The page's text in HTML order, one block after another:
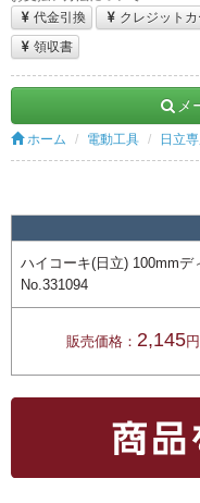
代金引換
クレジットカ
領収書
メ
ホーム 電動工具 日立
ハイコーキ(日立) 100mm
No.331094
販売価格： 2,145